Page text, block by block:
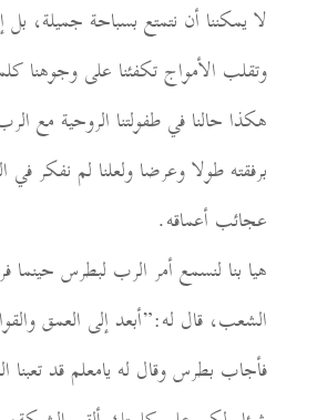
لا يمكننا أن نتمتع بسباحة جميلة، بل
وتقلب الأمواج تكفئنا على وجوهنا
هكذا حالنا في طفولتنا الروحية مع
برفقته طولا وعرضا ولعلنا لم نفكر
عجائب أعماقه.
هيا بنا لنسمع أمر الرب لبطرس
الشعب، قال له:”أبعد إلى العمق
فأجاب بطرس وقال له يامعلم قد تعبنا